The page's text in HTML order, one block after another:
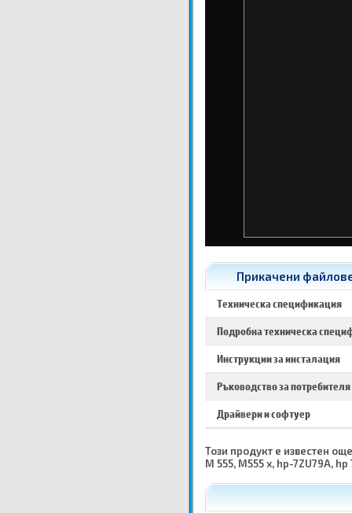
Прикачени
Техническа спецификация
Подробна техническа
Инструкции за инсталация
Ръководство за потребителя
Драйвери и софтуер
Този продукт е известен
M 555, M555 x, hp-7ZU79A, hp